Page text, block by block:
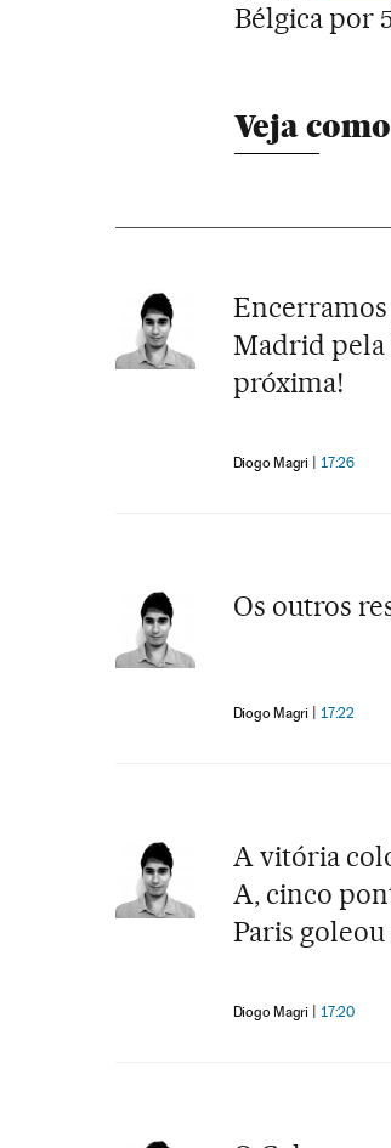
Bélgica por
Veja
Encerramos
Madrid pela
próxima!
Diogo Magri 17:26
Os outros
Diogo Magri 17:22
A vitória
A, cinco
Paris
Diogo Magri 17:20